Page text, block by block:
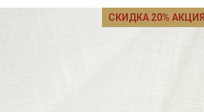
СКИДКА 20% АКЦИЯ